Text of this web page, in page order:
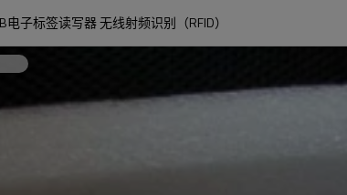
子标签读写器 无线射频识别（RFID）